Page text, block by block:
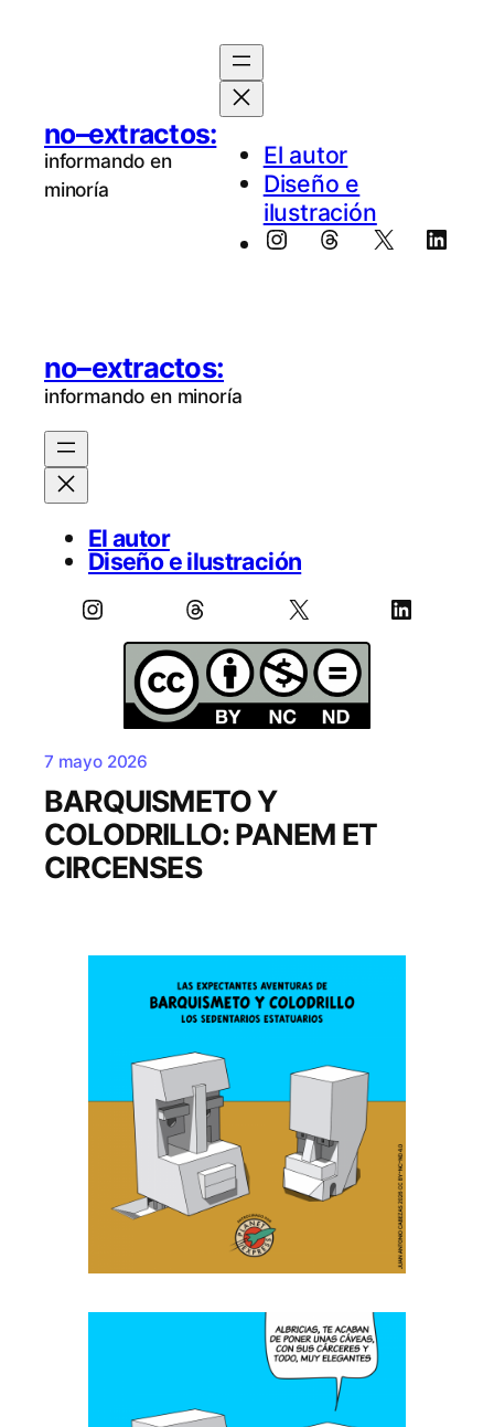
no–extractos:
informando en
minoría
El au­tor
Diseño e
ilustración
Instagram
Threads
X
no–extractos:
informando en minoría
El autor
Diseño e ilustración
Instagram Threads X LinkedIn
7 mayo 2026
BARQUISMETO Y
COLODRILLO: PANEM ET
CIRCENSES